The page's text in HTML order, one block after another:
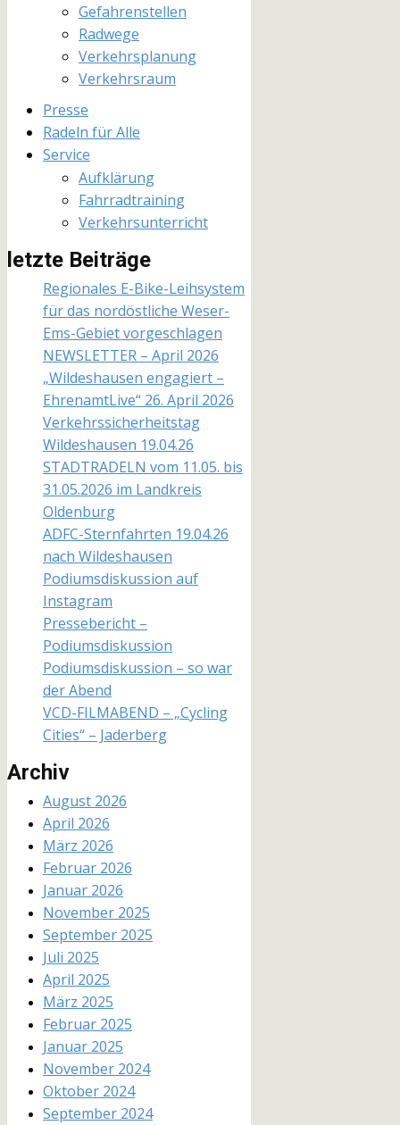
Gefahrenstellen
Radwege
Verkehrsplanung
Verkehrsraum
Presse
Radeln für Alle
Service
Aufklärung
Fahrradtraining
Verkehrsunterricht
letzte Beiträge
Regionales E-Bike-Leihsystem
für das nordöstliche Weser-
Ems-Gebiet vorgeschlagen
NEWSLETTER – April 2026
„Wildeshausen engagiert –
EhrenamtLive“ 26. April 2026
Verkehrssicherheitstag
Wildeshausen 19.04.26
STADTRADELN vom 11.05. bis
31.05.2026 im Landkreis
Oldenburg
ADFC-Sternfahrten 19.04.26
nach Wildeshausen
Podiumsdiskussion auf
Instagram
Pressebericht –
Podiumsdiskussion
Podiumsdiskussion – so war
der Abend
VCD-FILMABEND – „Cycling
Cities“ – Jaderberg
Archiv
August 2026
April 2026
März 2026
Februar 2026
Januar 2026
November 2025
September 2025
Juli 2025
April 2025
März 2025
Februar 2025
Januar 2025
November 2024
Oktober 2024
September 2024